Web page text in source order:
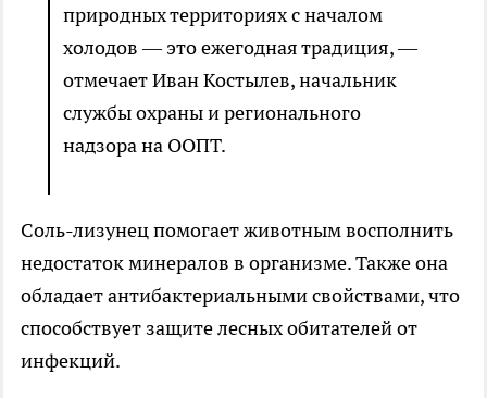
природных территориях с началом
холодов — это ежегодная традиция, —
отмечает Иван Костылев, начальник
службы охраны и регионального
надзора на ООПТ.
Соль-лизунец помогает животным восполнить
недостаток минералов в организме. Также она
обладает антибактериальными свойствами, что
способствует защите лесных обитателей от
инфекций.